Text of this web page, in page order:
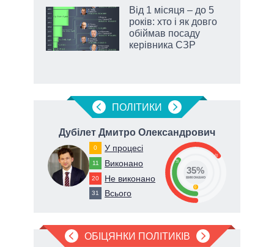
Від 1 місяця – до 5
років: хто і як довго
обіймав посаду
керівника СЗР
ПОЛIТИКИ
Дубілет Дмитро Олександрович
0 У процесі
11 Виконано
20 Не виконано
31 Всього
65
35
0
35%
виконано
ОБІЦЯНКИ ПОЛІТИКІВ